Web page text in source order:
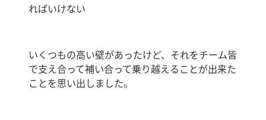
ればいけない
いくつもの高い壁があったけど、それをチーム皆
で支え合って補い合って乗り越えることが出来た
ことを思い出しました。